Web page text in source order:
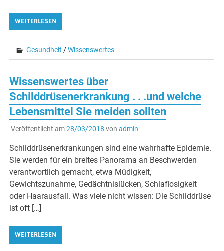
WEITERLESEN
Gesundheit /Wissenswertes
Wissenswertes über
Schilddrüsenerkrankung . . .und welche
Lebensmittel Sie meiden sollten
Veröffentlicht am28/03/2018 von admin
Schilddrüsenerkrankungen sind eine wahrhafte Epidemie.
Sie werden für ein breites Panorama an Beschwerden
verantwortlich gemacht, etwa Müdigkeit,
Gewichtszunahme, Gedächtnislücken, Schlaflosigkeit
oder Haarausfall. Was viele nicht wissen: Die Schilddrüse
ist oft […]
WEITERLESEN